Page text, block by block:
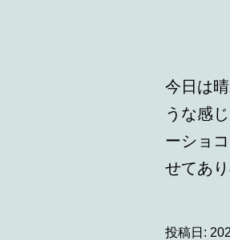
今日は
うな感
ーショ
せてあ
投稿日: